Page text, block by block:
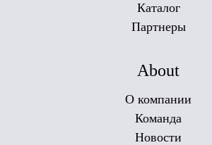
Каталог
Партнеры
About
О компании
Команда
Новости